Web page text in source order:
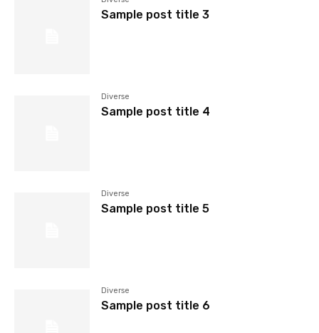
Sample post title 3
Diverse
Sample post title 4
Diverse
Sample post title 5
Diverse
Sample post title 6